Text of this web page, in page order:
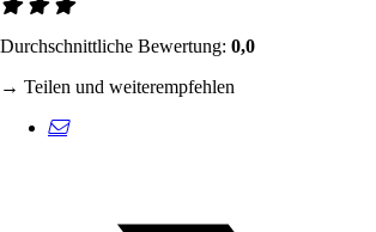
Durchschnittliche Bewertung: 0,0
→ Teilen und weiterempfehlen